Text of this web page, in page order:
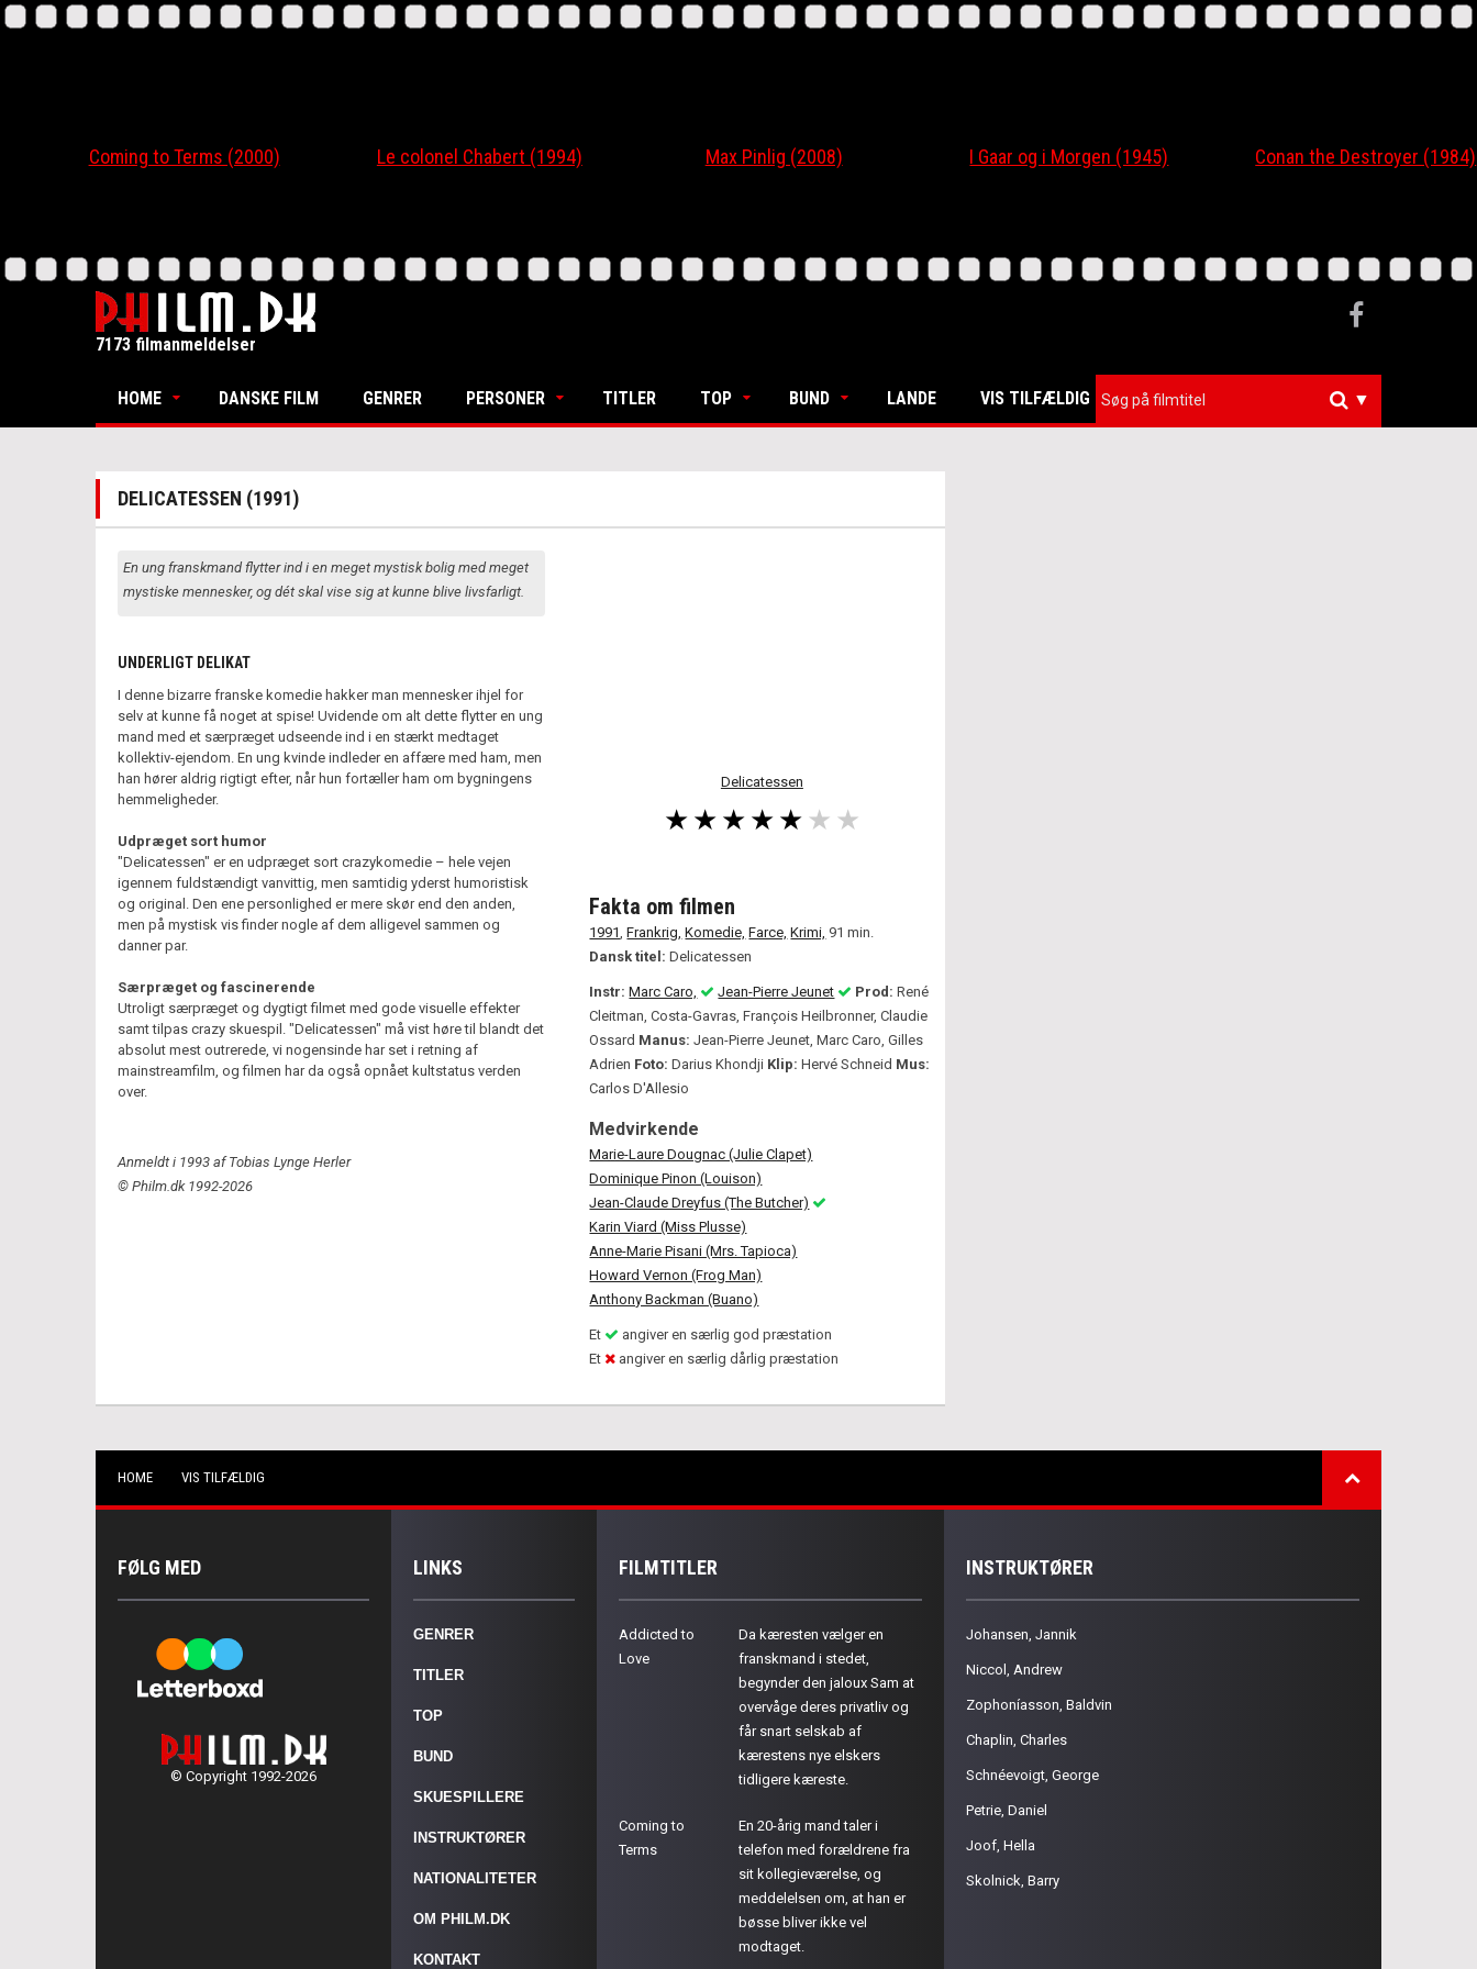
Coming to Terms (2000) Le colonel Chabert (1994) Max Pinlig (2008) I Gaar og i Morgen (1945) Conan the Destroyer (1984)
7173 filmanmeldelser
HOME DANSKE FILM GENRER PERSONER TITLER TOP BUND LANDE VIS TILFÆLDIG ▼
DELICATESSEN (1991)
Delicatessen
En ung franskmand flytter ind i en meget mystisk bolig med meget
mystiske mennesker, og dét skal vise sig at kunne blive livsfarligt.
UNDERLIGT DELIKAT
I denne bizarre franske komedie hakker man mennesker ihjel for
selv at kunne få noget at spise! Uvidende om alt dette flytter en ung
mand med et særpræget udseende ind i en stærkt medtaget
kollektiv-ejendom. En ung kvinde indleder en affære med ham, men
han hører aldrig rigtigt efter, når hun fortæller ham om bygningens
hemmeligheder.
Udpræget sort humor
"Delicatessen" er en udpræget sort crazykomedie – hele vejen
igennem fuldstændigt vanvittig, men samtidig yderst humoristisk
og original. Den ene personlighed er mere skør end den anden,
men på mystisk vis finder nogle af dem alligevel sammen og
danner par.
Særpræget og fascinerende
Utroligt særpræget og dygtigt filmet med gode visuelle effekter
samt tilpas crazy skuespil. "Delicatessen" må vist høre til blandt det
absolut mest outrerede, vi nogensinde har set i retning af
mainstreamfilm, og filmen har da også opnået kultstatus verden
over.
Anmeldt i 1993 af Tobias Lynge Herler
© Philm.dk 1992-2026
Fakta om filmen
1991,Frankrig, Komedie, Farce, Krimi, 91 min.
Dansk titel:Delicatessen
Instr: Marc Caro, Jean-Pierre Jeunet Prod: René
Cleitman, Costa-Gavras, François Heilbronner, Claudie
Ossard Manus: Jean-Pierre Jeunet, Marc Caro, Gilles
Adrien Foto: Darius Khondji Klip: Hervé Schneid Mus:
Carlos D'Allesio
Medvirkende
Marie-Laure Dougnac (Julie Clapet)
Dominique Pinon (Louison)
Jean-Claude Dreyfus (The Butcher)
Karin Viard (Miss Plusse)
Anne-Marie Pisani (Mrs. Tapioca)
Howard Vernon (Frog Man)
Anthony Backman (Buano)
Et
angiver en særlig god præstation
Et
angiver en særlig dårlig præstation
HOME VIS TILFÆLDIG
FØLG MED
© Copyright 1992-2026
LINKS
GENRER
TITLER
TOP
BUND
SKUESPILLERE
INSTRUKTØRER
NATIONALITETER
OM PHILM.DK
KONTAKT
FILMTITLER
Addicted to
Love
Da kæresten vælger en
franskmand i stedet,
begynder den jaloux Sam at
overvåge deres privatliv og
får snart selskab af
kærestens nye elskers
tidligere kæreste.
Coming to
Terms
En 20-årig mand taler i
telefon med forældrene fra
sit kollegieværelse, og
meddelelsen om, at han er
bøsse bliver ikke vel
modtaget.
INSTRUKTØRER
Johansen, Jannik
Niccol, Andrew
Zophoníasson, Baldvin
Chaplin, Charles
Schnéevoigt, George
Petrie, Daniel
Joof, Hella
Skolnick, Barry